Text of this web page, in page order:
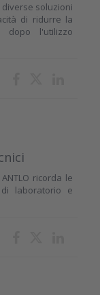
soluzioni
di ridurre la
dopo l'utilizzo
ricorda le
laboratorio e